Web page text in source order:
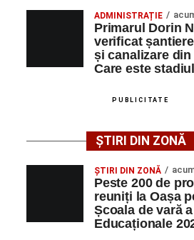
ADMINISTRAȚIE
Primarul Dorin
verificat
și canalizare din
Care este
PUBLICITATE
ȘTIRI DIN ZONĂ
ȘTIRI DIN ZONĂ
Peste 200 de
reuniți la Oașa
Școala de vară
Educaționale